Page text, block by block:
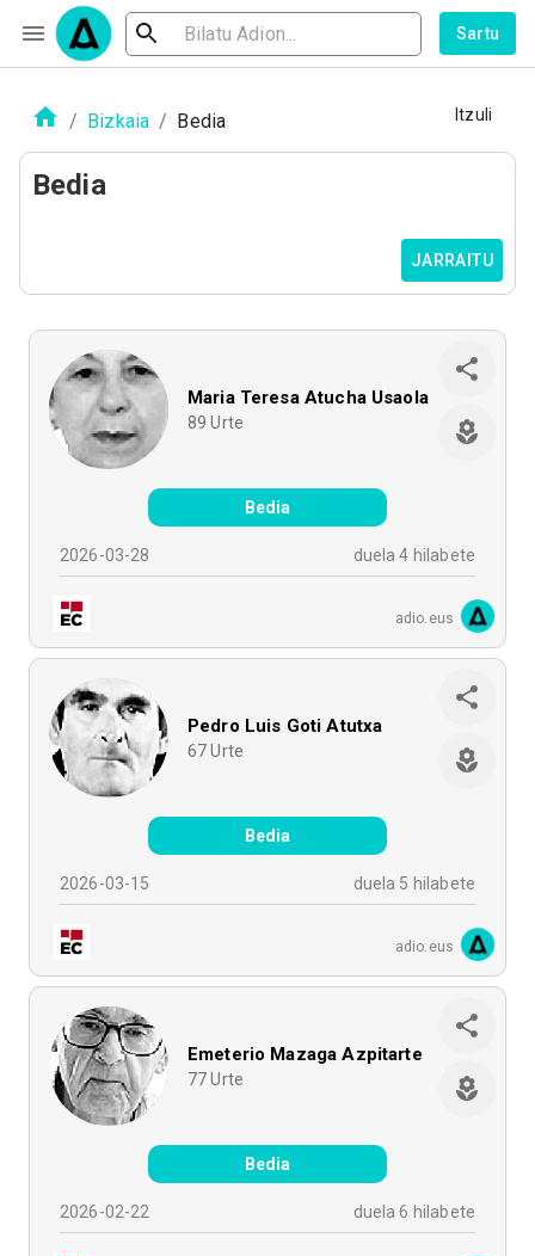
Sartu
/ Bizkaia / Bedia Itzuli
Bedia
JARRAITU
Maria Teresa Atucha Usaola
89 Urte
Bedia
2026-03-28 duela 4 hilabete
adio.eus
Pedro Luis Goti Atutxa
67 Urte
Bedia
2026-03-15 duela 5 hilabete
adio.eus
Emeterio Mazaga Azpitarte
77 Urte
Bedia
2026-02-22 duela 6 hilabete